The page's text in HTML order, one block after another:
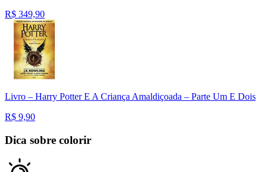
R$ 349,90
Livro – Harry Potter E A Criança Amaldiçoada – Parte Um E Dois
R$ 9,90
Dica sobre colorir